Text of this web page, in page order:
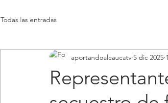
Todas las entradas
aportandoalcaucatv 5 dic 2025